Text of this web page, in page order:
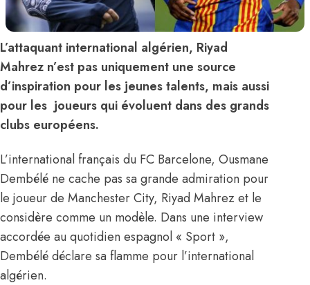
L’attaquant international algérien, Riyad
Mahrez n’est pas uniquement une source
d’inspiration pour les jeunes talents, mais aussi
pour les joueurs qui évoluent dans des grands
clubs européens.
L’international français du FC Barcelone, Ousmane
Dembélé ne cache pas sa grande admiration pour
le joueur de Manchester City, Riyad Mahrez et le
considère comme un modèle. Dans une interview
accordée au quotidien espagnol « Sport »,
Dembélé déclare sa flamme pour l’international
algérien.